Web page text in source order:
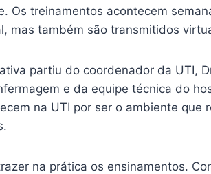
Os treinamentos acontecem
mas também são transmitidos
partiu do coordenador da UTI,
e da equipe técnica do
na UTI por ser o ambiente que
na prática os ensinamentos.